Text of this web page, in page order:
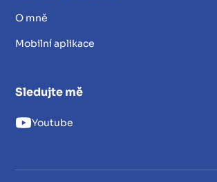
O mně
Mobilní aplikace
Sledujte mě
Youtube